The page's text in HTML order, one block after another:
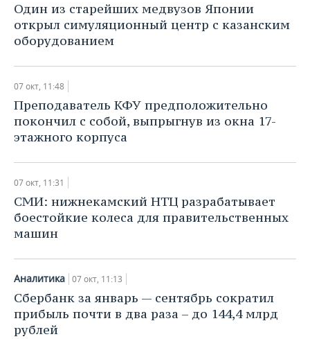
​Один из старейших медвузов Японии
открыл симуляционный центр с казанским
оборудованием
07 окт, 11:48
Преподаватель КФУ предположительно
покончил с собой, выпрыгнув из окна 17-
этажного корпуса
07 окт, 11:31
СМИ: нижнекамский НТЦ разрабатывает
боестойкие колеса для правительственных
машин
Аналитика 07 окт, 11:13
​Сбербанк за январь — сентябрь сократил
прибыль почти в два раза – до 144,4 млрд
рублей